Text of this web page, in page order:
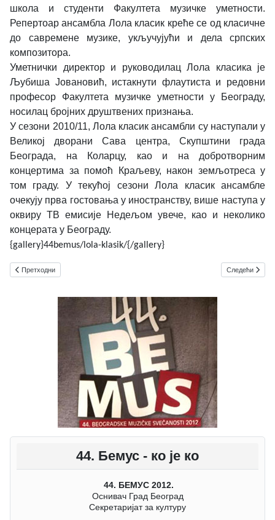
школа и студенти Факултета музичке уметности.
Репертоар ансамбла Лола класик креће се од класичне
до савремене музике, укључујући и дела српских
композитора.
Уметнички директор и руководилац Лола класика је
Љубиша Јовановић, истакнути флаутиста и редовни
професор Факултета музичке уметности у Београду,
носилац бројних друштвених признања.
У сезони 2010/11, Лола класик ансамбли су наступали у
Великој дворани Сава центра, Скупштини града
Београда, на Коларцу, као и на добротворним
концертима за помоћ Краљеву, након земљотреса у
том граду. У текућој сезони Лола класик ансамбле
очекују прва гостовања у иностранству, више наступа у
оквиру ТВ емисије Недељом увече, као и неколико
концерата у Београду.
{gallery}44bemus/lola-klasik/{/gallery}
Претходни чланак: Musma
Претходни Следећи
Следећи
44. Бемус - ко је ко
44. БЕМУС 2012.
Оснивач Град Београд
Секретаријат за културу